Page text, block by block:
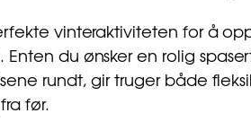
vinteraktiviteten for å
du ønsker en rolig
rundt, gir truger både
før.